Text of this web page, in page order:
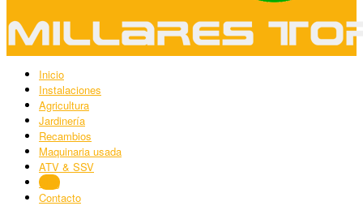
Inicio
Instalaciones
Agricultura
Jardinería
Recambios
Maquinaria usada
ATV & SSV
Blog
Contacto